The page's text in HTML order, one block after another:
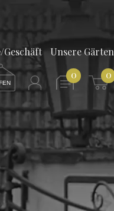
Geschäft
0 0
Unsere Gärten